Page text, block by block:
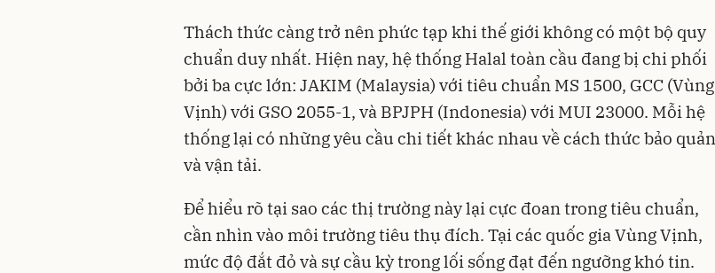
Thách thức càng trở nên phức tạp khi thế giới không có một bộ quy
chuẩn duy nhất. Hiện nay, hệ thống Halal toàn cầu đang bị chi phối
bởi ba cực lớn: JAKIM (Malaysia) với tiêu chuẩn MS 1500, GCC (Vùng
Vịnh) với GSO 2055-1, và BPJPH (Indonesia) với MUI 23000. Mỗi hệ
thống lại có những yêu cầu chi tiết khác nhau về cách thức bảo quản
và vận tải.
Để hiểu rõ tại sao các thị trường này lại cực đoan trong tiêu chuẩn,
cần nhìn vào môi trường tiêu thụ đích. Tại các quốc gia Vùng Vịnh,
mức độ đắt đỏ và sự cầu kỳ trong lối sống đạt đến ngưỡng khó tin.